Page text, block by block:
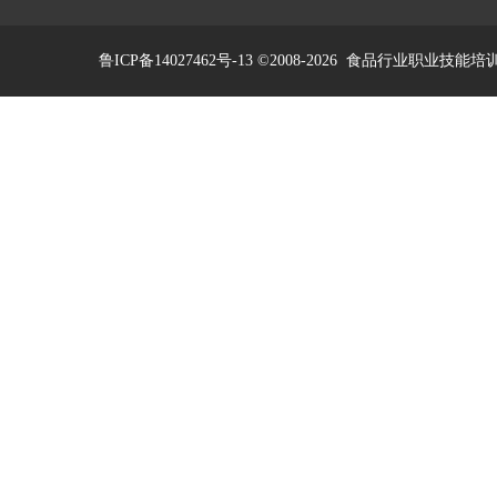
鲁ICP备14027462号-13©2008-2026 食品行业职业技能培